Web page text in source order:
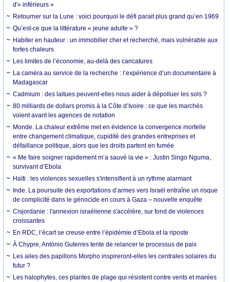
d'« inférieurs »
Retourner sur la Lune : voici pourquoi le défi parait plus grand qu’en 1969
Qu’est-ce que la littérature « jeune adulte » ?
Habiter en hauteur : un immobilier cher et recherché, mais vulnérable aux
fortes chaleurs
Les limites de l’économie, au-delà des caricatures
La caméra au service de la recherche : l’expérience d’un documentaire à
Madagascar
Cadmium : des laitues peuvent-elles nous aider à dépolluer les sols ?
80 milliards de dollars promis à la Côte d’Ivoire : ce que les marchés
voient avant les agences de notation
Monde. La chaleur extrême met en évidence la convergence mortelle
entre changement climatique, cupidité des grandes entreprises et
défaillance politique, alors que les droits partent en fumée
« Me faire soigner rapidement m’a sauvé la vie » : Justin Singo Nguma,
survivant d’Ebola
Haïti : les violences sexuelles s'intensifient à un rythme alarmant
Inde. La poursuite des exportations d’armes vers Israël entraîne un risque
de complicité dans le génocide en cours à Gaza – nouvelle enquête
Cisjordanie : l'annexion israélienne s'accélère, sur fond de violences
croissantes
En RDC, l’écart se creuse entre l’épidémie d’Ebola et la riposte
À Chypre, António Guterres tente de relancer le processus de paix
Les ailes des papillons Morpho inspireront-elles les centrales solaires du
futur ?
Les halophytes, ces plantes de plage qui résistent contre vents et marées